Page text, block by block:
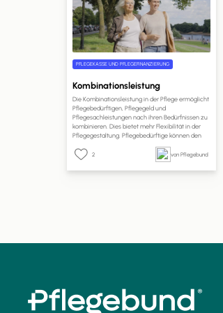
PFLEGEKASSE UND PFLEGEFINANZIERUNG
Kombinationsleistung
Die Kombinationsleistung in der Pflege ermöglicht
Pflegebedürftigen, Pflegegeld und
Pflegesachleistungen nach ihren Bedürfnissen zu
kombinieren. Dies bietet mehr Flexibilität in der
Pflegegestaltung. Pflegebedürftige können den
bei der Pflegekasse ist erforderlich, und die
Kostenabrechnung erfolgt direkt mit den
Pflegeleistungserbringern. Dies ermöglicht eine
2 von Pflegebund